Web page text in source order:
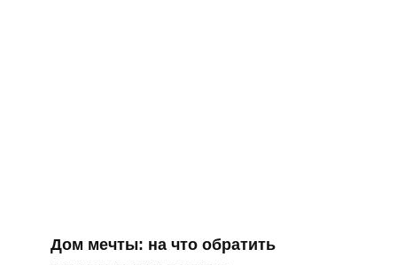
Дом мечты: на что обратить